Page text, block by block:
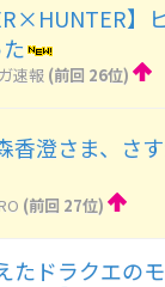
】
速報 (前回 26位)
香澄さま、さ
(前回 27位)
たドラクエの